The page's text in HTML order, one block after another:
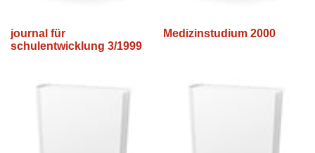
journal für
schulentwicklung 3/1999
Medizinstudium 2000